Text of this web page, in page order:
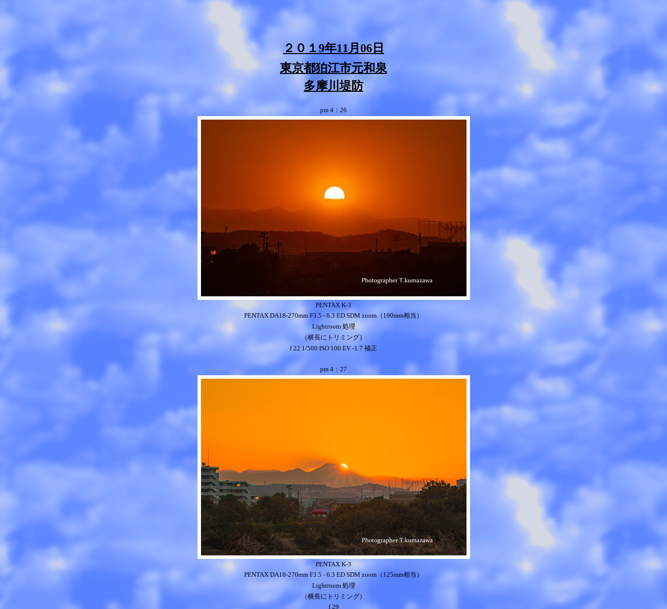
２０１9年11月06日
東京都狛江市元和泉
多摩川堤防
pm 4：26
PENTAX K-3
PENTAX DA18-270mm F3.5 - 6.3 ED SDM zoom（190mm相当）
Lightroom 処理
（横長にトリミング）
f 22 1/500 ISO 100 EV -1.7 補正
pm 4：27
PENTAX K-3
PENTAX DA18-270mm F3.5 - 6.3 ED SDM zoom（125mm相当）
Lightroom 処理
（横長にトリミング）
f 29